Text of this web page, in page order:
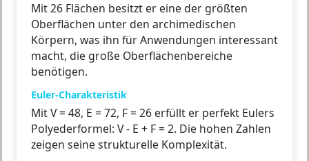
Mit 26 Flächen besitzt er eine der größten
Oberflächen unter den archimedischen
Körpern, was ihn für Anwendungen interessant
macht, die große Oberflächenbereiche
benötigen.
Euler-Charakteristik
Mit V = 48, E = 72, F = 26 erfüllt er perfekt Eulers
Polyederformel: V - E + F = 2. Die hohen Zahlen
zeigen seine strukturelle Komplexität.